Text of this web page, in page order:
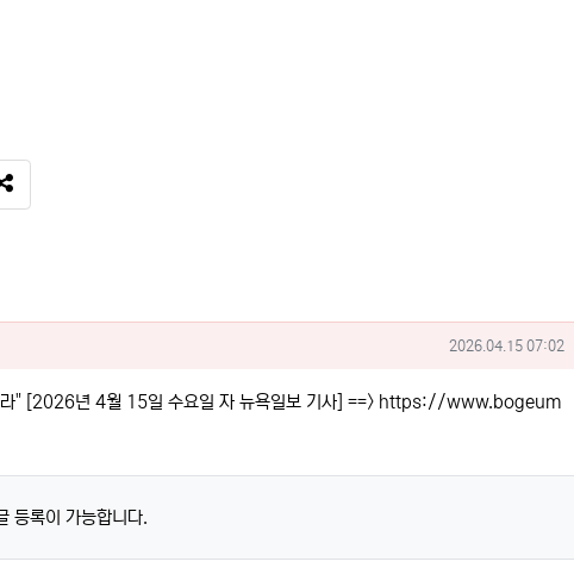
SNS 공유
작성일
2026.04.15 07:02
" [2026년 4월 15일 수요일 자 뉴욕일보 기사] ==> https://www.bogeum
등록이 가능합니다.